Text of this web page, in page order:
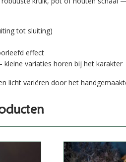
tot sluiting)
effect
variaties horen bij het karakter
licht variëren door het